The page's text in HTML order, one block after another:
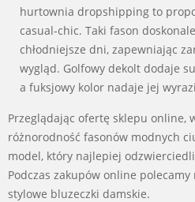
hurtownia dropshipping to
casual-chic. Taki fason
chłodniejsze dni, zapewniając
wygląd. Golfowy dekolt dodaje
a fuksjowy kolor nadaje jej
Przeglądając ofertę sklepu online,
różnorodność fasonów modnych
model, który najlepiej
Podczas zakupów online
stylowe bluzeczki damskie.